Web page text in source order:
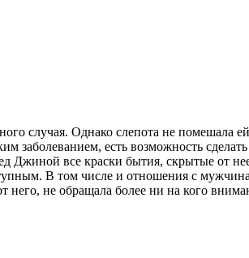
случая. Однако слепота не
заболеванием, есть возможность
Джиной все краски бытия, скрытые от
В том числе и отношения с
него, не обращала более ни на кого